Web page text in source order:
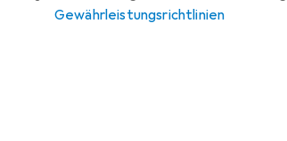
Gewährleistungsrichtlinien